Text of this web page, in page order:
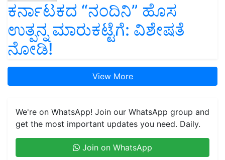
ಕರ್ನಾಟಕದ “ನಂದಿನಿ” ಹೊಸ
ಉತ್ಪನ್ನ ಮಾರುಕಟ್ಟೆಗೆ: ವಿಶೇಷತೆ
ನೋಡಿ!
View More
We're on WhatsApp! Join our WhatsApp group and
get the most important updates you need. Daily.
Join on WhatsApp